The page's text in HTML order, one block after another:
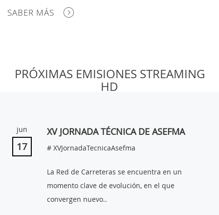
EXPERIENCE
CUENTA
CLUB
AUTORES
SABER MÁS
PRÓXIMAS EMISIONES STREAMING
HD
jun
17
XV JORNADA TÉCNICA DE ASEFMA
# XVJornadaTecnicaAsefma
La Red de Carreteras se encuentra en un
momento clave de evolución, en el que
convergen nuevo..